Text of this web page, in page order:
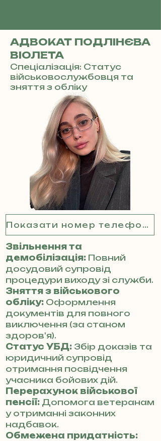
АДВОКАТ ПОДЛІНЄВА
ВІОЛЕТА
Спеціалізація: Статус
військовослужбовця та
зняття з обліку
Показати номер телефону
Звільнення та
демобілізація: Повний
досудовий супровід
процедури виходу зі служби.
Зняття з військового
обліку: Оформлення
документів для повного
виключення (за станом
здоров'я).
Статус УБД: Збір доказів та
юридичний супровід
отримання посвідчення
учасника бойових дій.
Перерахунок військової
пенсії: Допомога ветеранам
у отриманні законних
надбавок.
Обмежена придатність: